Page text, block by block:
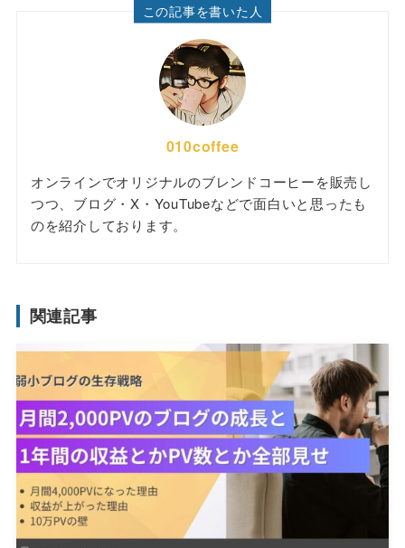
この記事を書いた人
010coffee
オンラインでオリジナルのブレンドコーヒーを販売し
つつ、ブログ・X・YouTubeなどで面白いと思ったも
のを紹介しております。
関連記事